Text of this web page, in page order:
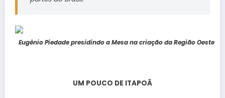
Eugênio Piedade presidindo a Mesa na criação da Região Oeste
UM POUCO DE ITAPOÃ